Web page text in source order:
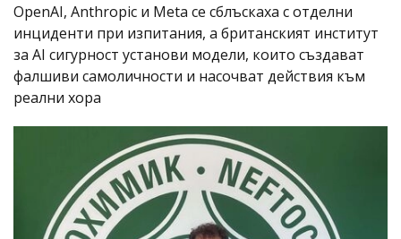
OpenAI, Anthropic и Meta се сблъскаха с отделни
инциденти при изпитания, а британският институт
за AI сигурност установи модели, които създават
фалшиви самоличности и насочват действия към
реални хора